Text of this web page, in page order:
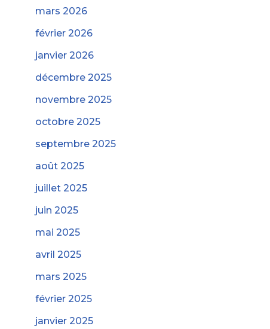
mars 2026
février 2026
janvier 2026
décembre 2025
novembre 2025
octobre 2025
septembre 2025
août 2025
juillet 2025
juin 2025
mai 2025
avril 2025
mars 2025
février 2025
janvier 2025